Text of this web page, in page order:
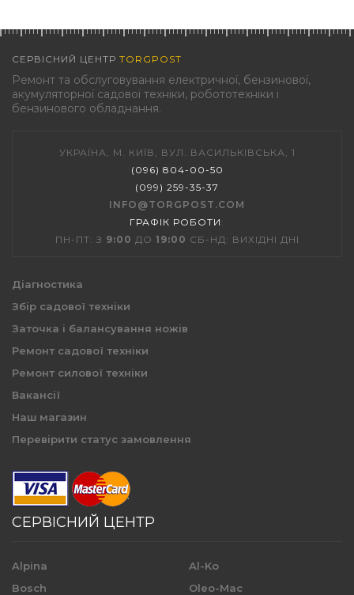
СЕРВІСНИЙ ЦЕНТР TORGPOST
Ремонт та обслуговування електричної, бензинової,
акумуляторної садової техніки, робототехніки і
бензинового обладнання.
УКРАЇНА, М. КИЇВ, ВУЛ. ВАСИЛЬКІВСЬКА, 1
(096) 804-00-50
(099) 259-35-37
INFO@TORGPOST.COM
ГРАФІК РОБОТИ :
ПН-ПТ: З 9:00 ДО 19:00 СБ-НД: ВИХІДНІ ДНІ
Діагностика
Збір садової техніки
Заточка і балансування ножів
Ремонт садової техніки
Ремонт силової техніки
Вакансії
Наш магазин
Перевірити статус замовлення
СЕРВІСНИЙ ЦЕНТР
Alpina
Bosch
Al-Ko
Oleo-Mac